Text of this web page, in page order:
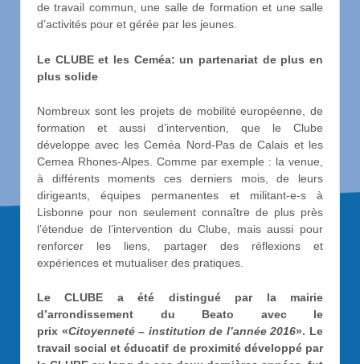
de travail commun, une salle de formation et une salle
d’activités pour et gérée par les jeunes.
Le CLUBE et les Ceméa: un partenariat de plus en
plus solide
Nombreux sont les projets de mobilité européenne, de
formation et aussi d’intervention, que le Clube
développe avec les Ceméa Nord-Pas de Calais et les
Cemea Rhones-Alpes. Comme par exemple : la venue,
à différents moments ces derniers mois, de leurs
dirigeants, équipes permanentes et militant-e-s à
Lisbonne pour non seulement connaître de plus près
l’étendue de l’intervention du Clube, mais aussi pour
renforcer les liens, partager des réflexions et
expériences et mutualiser des pratiques.
Le CLUBE a été distingué par la mairie
d’arrondissement du Beato avec le
prix «Citoyenneté – institution de l’année 2016». Le
travail social et éducatif de proximité développé par